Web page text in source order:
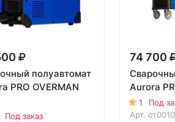
полуавтомат
PRO OVERMAN
Под заказ
74 700
Aurora
1
Под
Арт.